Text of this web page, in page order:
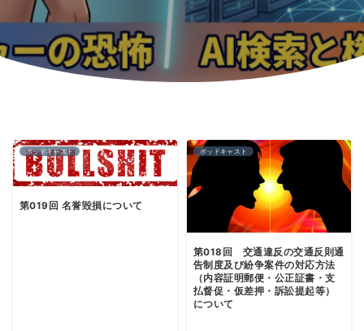
ポッドキャスト
第019回 名誉毀損について
ポッドキャスト
第018回 交通違反の交通反則通
告制度及び紛争案件の対応方法
（内容証明郵便・公正証書・支
払督促・仮差押・訴訟提起等）
について